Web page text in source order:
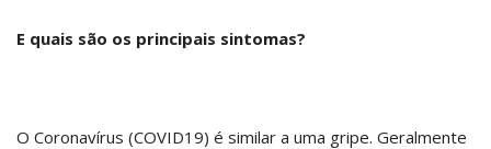
E quais são os principais sintomas?
O Coronavírus (COVID19) é similar a uma gripe. Geralmente